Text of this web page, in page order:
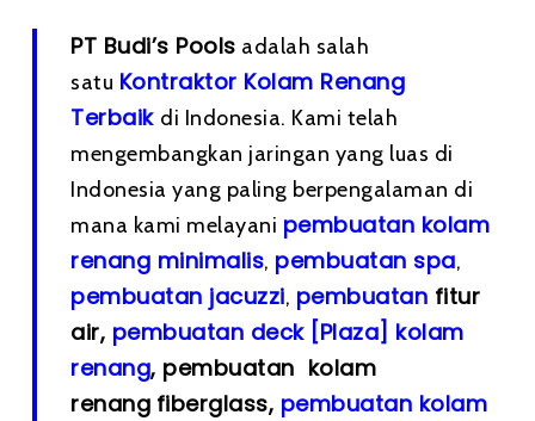
PT Budi’s Pools adalah salah
satu Kontraktor Kolam Renang
Terbaik di Indonesia. Kami telah
mengembangkan jaringan yang luas di
Indonesia yang paling berpengalaman di
mana kami melayani pembuatan kolam
renang minimalis, pembuatan spa,
pembuatan jacuzzi, pembuatan fitur
air, pembuatan deck [Plaza] kolam
renang, pembuatan kolam
renang fiberglass, pembuatan kolam